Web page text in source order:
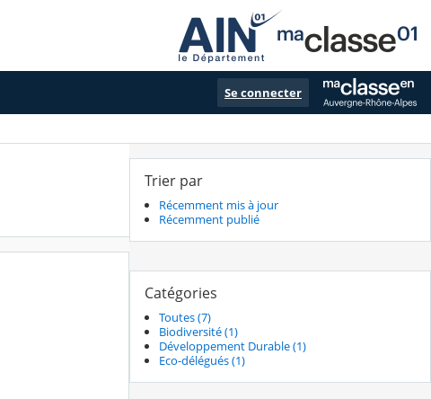
Se connecter
Trier par
Récemment mis à jour
Récemment publié
Catégories
Toutes (7)
Biodiversité (1)
Développement Durable (1)
Eco-délégués (1)